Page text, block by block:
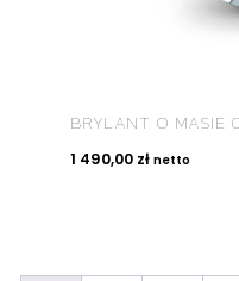
BRYLANT O MASIE
1 490,00 zł netto